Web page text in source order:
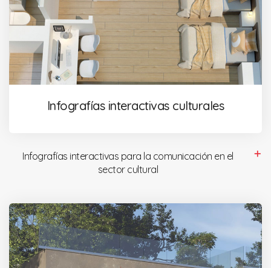
Infografías interactivas culturales
Infografías interactivas para la comunicación en el
sector cultural